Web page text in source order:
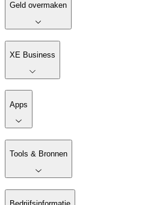
Geld overmaken
XE Business
Apps
Tools & Bronnen